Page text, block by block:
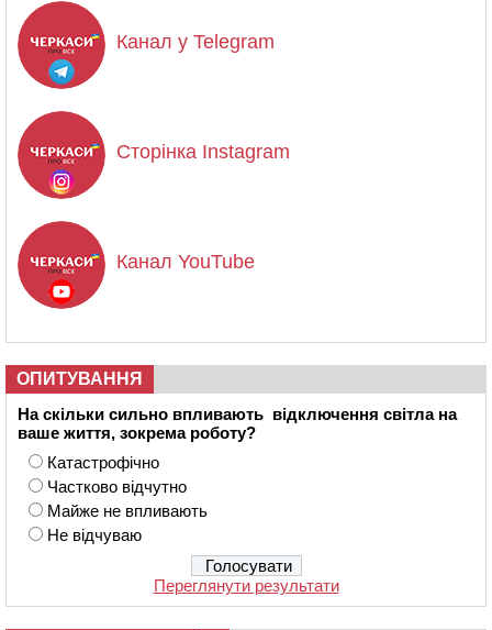
Канал у Telegram
Сторінка Instagram
Канал YouTube
ОПИТУВАННЯ
На скільки сильно впливають відключення світла на
ваше життя, зокрема роботу?
Катастрофічно
Частково відчутно
Майже не впливають
Не відчуваю
Переглянути результати